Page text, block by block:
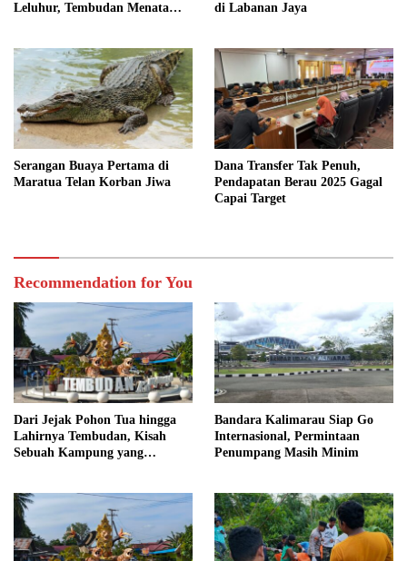
Leluhur, Tembudan Menata
di Labanan Jaya
Serangan Buaya Pertama di
Maratua Telan Korban Jiwa
Dana Transfer Tak Penuh,
Pendapatan Berau 2025 Gagal
Capai Target
Recommendation for You
Dari Jejak Pohon Tua hingga
Lahirnya Tembudan, Kisah
Sebuah Kampung yang
Bandara Kalimarau Siap Go
Internasional, Permintaan
Penumpang Masih Minim